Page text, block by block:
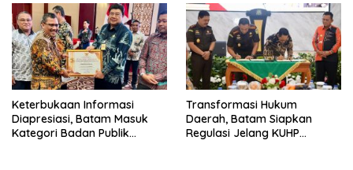
Keterbukaan Informasi
Diapresiasi, Batam Masuk
Kategori Badan Publik
Transformasi Hukum
Daerah, Batam Siapkan
Regulasi Jelang KUHP